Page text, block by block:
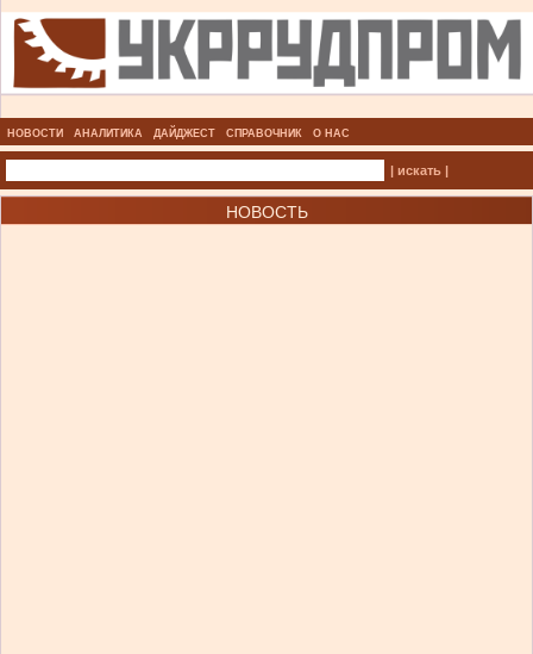
НОВОСТИ АНАЛИТИКА ДАЙДЖЕСТ СПРАВОЧНИК О НАС
| искать |
НОВОСТЬ